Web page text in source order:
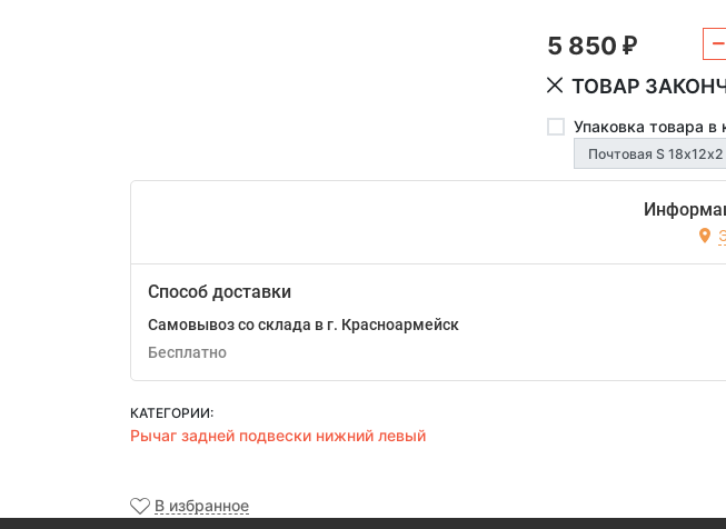
5 850 ₽
ТОВАР
Упаковка товара в
Способ доставки
Самовывоз со склада в г. Красноармейск
Бесплатно
КАТЕГОРИИ:
Рычаг задней подвески нижний левый
В избранное